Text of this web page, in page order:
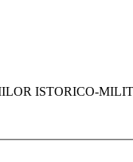
ISTORICO-